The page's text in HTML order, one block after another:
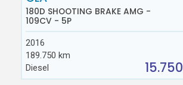
180D SHOOTING BRAKE AMG -
109CV - 5P
2016
189.750 km
Diesel
15.750